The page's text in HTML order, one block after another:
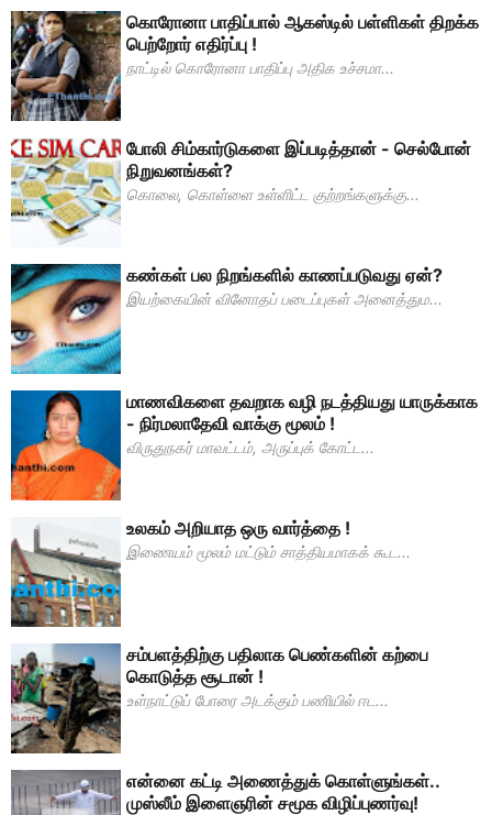
கொரோனா பாதிப்பால் ஆகஸ்டில் பள்ளிகள் திறக்க
பெற்றோர் எதிர்ப்பு !
நாட்டில் கொரோனா பாதிப்பு அதிக உச்சமா...
போலி சிம்கார்டுகளை இப்படித்தான் - செல்போன்
நிறுவனங்கள்?
கொலை, கொள்ளை உள்ளிட்ட குற்றங்களுக்கு...
கண்கள் பல நிறங்களில் காணப்படுவது ஏன்?
இயற்கையின் வினோதப் படைப்புகள் அனைத்தும...
மாணவிகளை தவறாக வழி நடத்தியது யாருக்காக
- நிர்மலாதேவி வாக்கு மூலம் !
விருதுநகர் மாவட்டம், அருப்புக் கோட்ட...
உலகம் அறியாத ஒரு வார்த்தை !
இணையம் மூலம் மட்டும் சாத்தியமாகக் கூட...
சம்பளத்திற்கு பதிலாக பெண்களின் கற்பை
கொடுத்த சூடான் !
உள்நாட்டுப் போரை அடக்கும் பணியில் ஈட...
என்னை கட்டி அணைத்துக் கொள்ளுங்கள்..
முஸ்லீம் இளைஞரின் சமூக விழிப்புணர்வு!